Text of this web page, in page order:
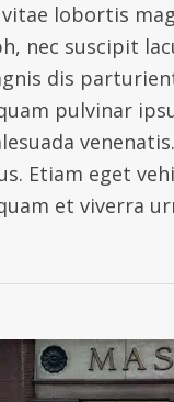
lobortis
nec suscipit
dis
pulvinar
Etiam eget
et viverra